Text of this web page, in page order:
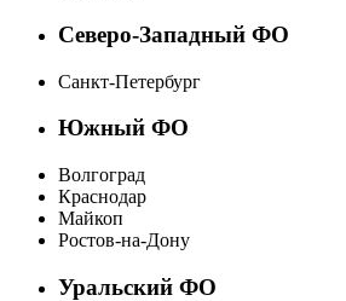
Северо-Западный ФО
Санкт-Петербург
Южный ФО
Волгоград
Краснодар
Майкоп
Ростов-на-Дону
Уральский ФО